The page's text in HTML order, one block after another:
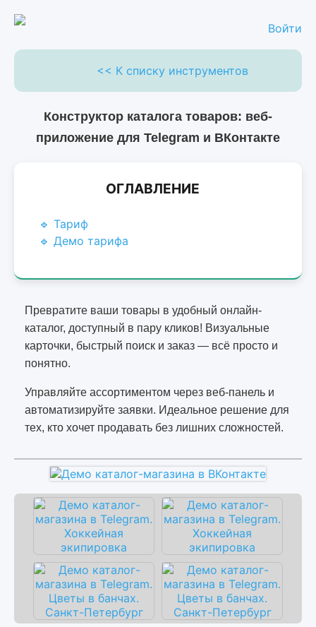
Войти
<< К списку инструментов
Конструктор каталога товаров: веб-
приложение для Telegram и ВКонтакте
ОГЛАВЛЕНИЕ
🔹 Тариф
🔹 Демо тарифа
Превратите ваши товары в удобный онлайн-
каталог, доступный в пару кликов! Визуальные
карточки, быстрый поиск и заказ — всё просто и
понятно.
Управляйте ассортиментом через веб-панель и
автоматизируйте заявки. Идеальное решение для
тех, кто хочет продавать без лишних сложностей.